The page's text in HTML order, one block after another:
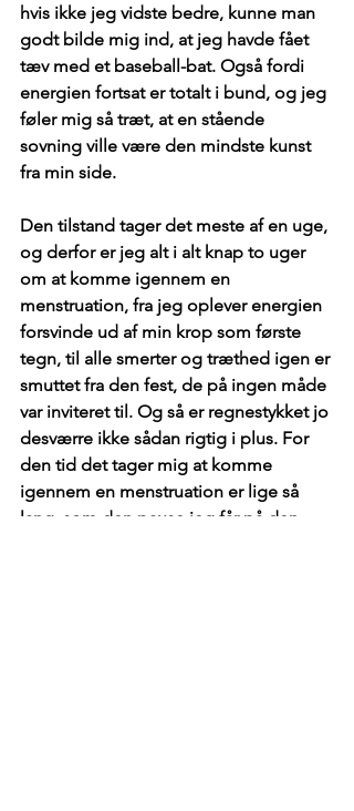
hvis ikke jeg vidste bedre, kunne man
godt bilde mig ind, at jeg havde fået
tæv med et baseball-bat. Også fordi
energien fortsat er totalt i bund, og jeg
føler mig så træt, at en stående
sovning ville være den mindste kunst
fra min side.
Den tilstand tager det meste af en uge,
og derfor er jeg alt i alt knap to uger
om at komme igennem en
menstruation, fra jeg oplever energien
forsvinde ud af min krop som første
tegn, til alle smerter og træthed igen er
smuttet fra den fest, de på ingen måde
var inviteret til. Og så er regnestykket jo
desværre ikke sådan rigtig i plus. For
den tid det tager mig at komme
igennem en menstruation er lige så
lang, som den pause jeg får på den